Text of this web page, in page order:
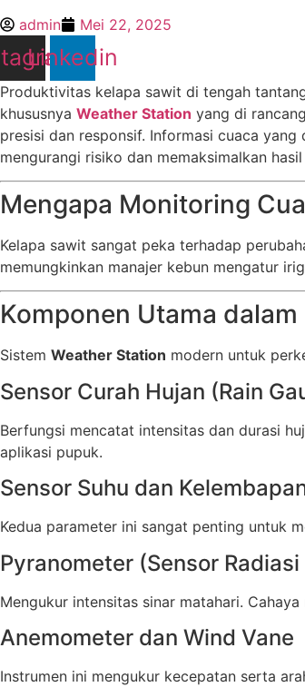
admin Mei 22, 2025
Linkedin
Produktivitas kelapa sawit di tengah
khususnya Weather Station yang di
presisi dan responsif. Informasi cuaca
mengurangi risiko dan memaksimalkan hasil
Mengapa Monitoring
Kelapa sawit sangat peka terhadap
memungkinkan manajer kebun mengatur
Komponen Utama
Sistem Weather Station modern untuk
Sensor Curah Hujan (Rain
Berfungsi mencatat intensitas dan durasi
aplikasi pupuk.
Sensor Suhu dan
Kedua parameter ini sangat penting untuk
Pyranometer (Sensor Radiasi
Mengukur intensitas sinar matahari.
Anemometer dan Wind Vane
Instrumen ini mengukur kecepatan serta